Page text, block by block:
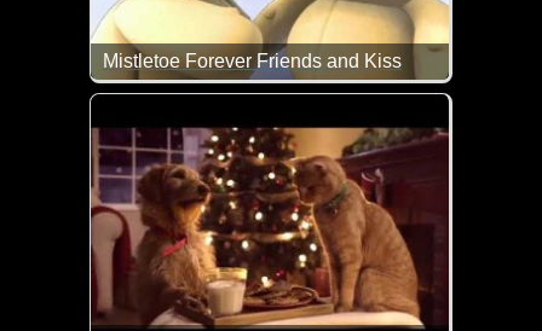
Mistletoe Forever Friends and Kiss
Wie lieb ist das denn. Ein Weihnachts-Küsschen